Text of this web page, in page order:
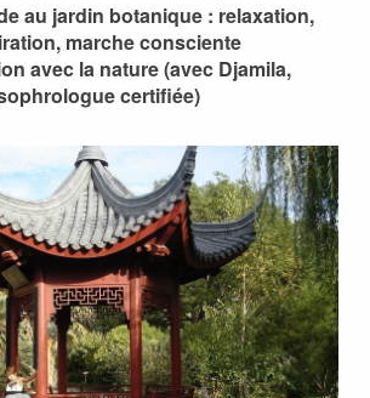
au jardin botanique : relaxation,
marche consciente
avec la nature (avec Djamila,
certifiée)